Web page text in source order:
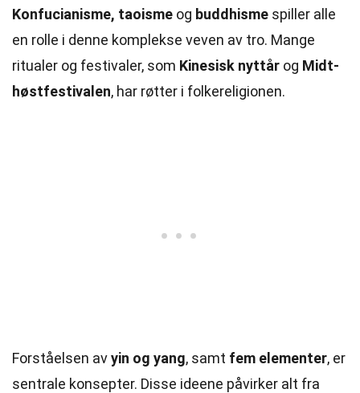
Konfucianisme, taoisme og buddhisme spiller alle
en rolle i denne komplekse veven av tro. Mange
ritualer og festivaler, som Kinesisk nyttår og Midt-
høstfestivalen, har røtter i folkereligionen.
Forståelsen avyin og yang, samt fem elementer, er
sentrale konsepter. Disse ideene påvirker alt fra